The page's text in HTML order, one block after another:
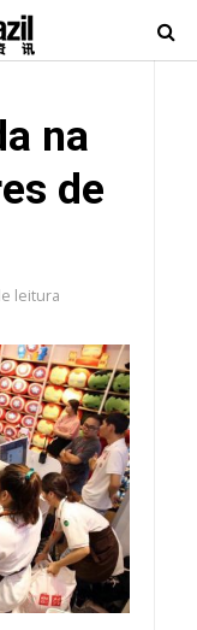
na
de
leitura